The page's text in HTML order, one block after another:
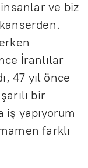
ve biz
İranlılar
47 yıl önce
bir
iş yapıyorum
farklı